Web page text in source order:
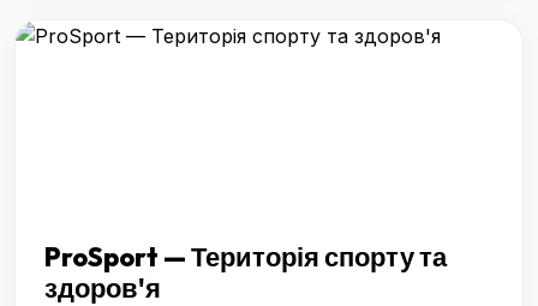
ProSport — Територія спорту та
здоров'я